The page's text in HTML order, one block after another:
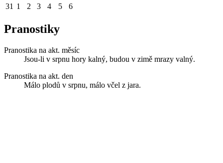
31 1 2 3 4 5 6
Pranostiky
Pranostika na akt. měsíc
Jsou-li v srpnu hory kalný, budou v zimě mrazy valný.
Pranostika na akt. den
Málo plodů v srpnu, málo včel z jara.